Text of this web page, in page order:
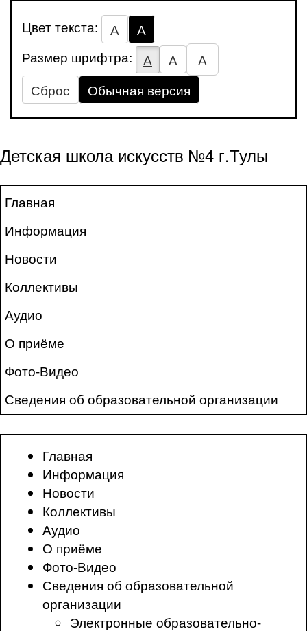
Цвет текста: А
А
Размер шрифтра:
А А
А
Сброс
Обычная версия
Детская школа искусств №4 г.Тулы
Главная
Информация
Новости
Коллективы
Аудио
О приёме
Фото-Видео
Сведения об образовательной организации
Главная
Информация
Новости
Коллективы
Аудио
О приёме
Фото-Видео
Сведения об образовательной
организации
Электронные образовательно-